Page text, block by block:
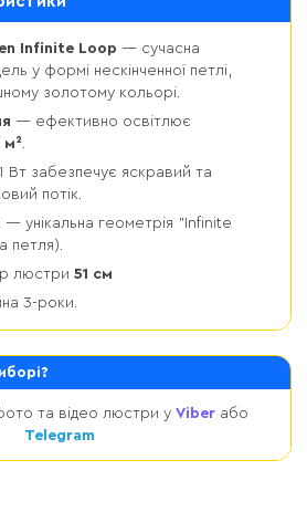
Infinite Loop — сучасна
у формі нескінченної петлі,
золотому кольорі.
— ефективно освітлює
м².
Вт забезпечує яскравий та
потік.
— унікальна геометрія "Infinite
петля).
люстри 51 см
3-роки.
та відео люстри у Viber або
Telegram